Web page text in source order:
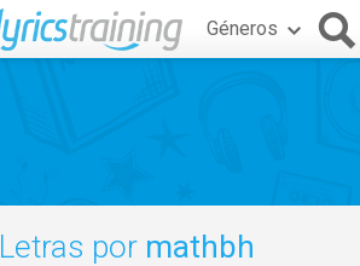
Géneros
Letras por mathbh